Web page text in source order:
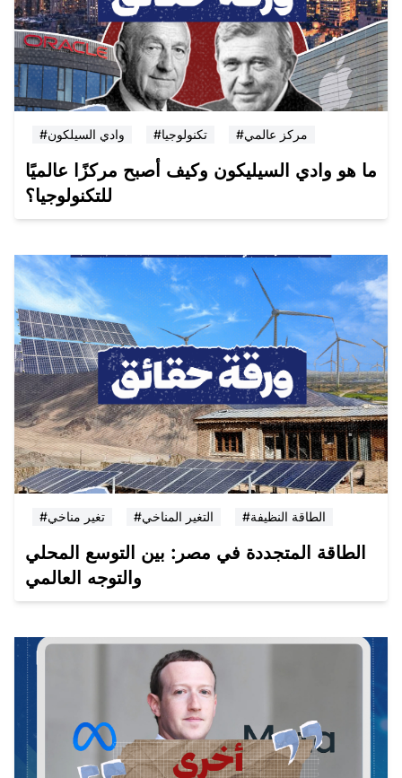
#وادي السيلكون #تكنولوجيا #مركز عالمي
ما هو وادي السيليكون وكيف أصبح مركزًا عالميًا
للتكنولوجيا؟
#تغير مناخي #التغير المناخي #الطاقة النظيفة
الطاقة المتجددة في مصر: بين التوسع المحلي
والتوجه العالمي